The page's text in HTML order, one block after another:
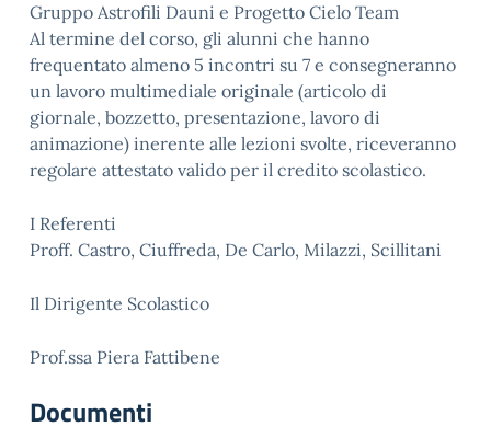
Gruppo Astrofili Dauni e Progetto Cielo Team
Al termine del corso, gli alunni che hanno
frequentato almeno 5 incontri su 7 e consegneranno
un lavoro multimediale originale (articolo di
giornale, bozzetto, presentazione, lavoro di
animazione) inerente alle lezioni svolte, riceveranno
regolare attestato valido per il credito scolastico.
I Referenti
Proff. Castro, Ciuffreda, De Carlo, Milazzi, Scillitani
Il Dirigente Scolastico
Prof.ssa Piera Fattibene
Documenti